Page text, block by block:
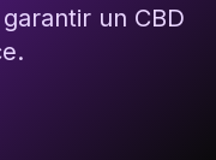
un CBD